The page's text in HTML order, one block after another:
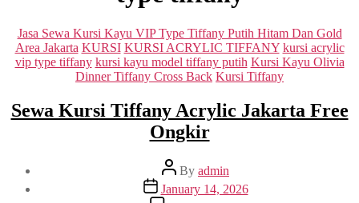
Categories
Jasa Sewa Kursi Kayu VIP Type Tiffany Putih Hitam Dan Gold
Area Jakarta KURSI KURSI ACRYLIC TIFFANY kursi acrylic
vip type tiffany kursi kayu model tiffany putih Kursi Kayu Olivia
Dinner Tiffany Cross Back Kursi Tiffany
Sewa Kursi Tiffany Acrylic Jakarta Free
Ongkir
Post
author
By admin
Post
date
January 14, 2026